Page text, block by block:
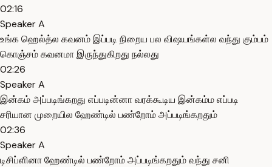
02:16
Speaker A
உங்க ஹெல்த்ல கவனம் இப்படி நிறைய பல விஷயங்கள்ல வந்து கும்பம்
கொஞ்சம் கவனமா இருந்துகிறது நல்லது
02:26
Speaker A
இன்கம் அப்படிங்கறது எப்படின்னா வரக்கூடிய இன்கம்ம எப்படி
சரியான முறையில ஹேண்டில் பண்றோம் அப்படிங்கறதும்
02:36
Speaker A
டிசிப்ளினா ஹேண்டில் பண்றோம் அப்படிங்கறதும் வந்து சனி